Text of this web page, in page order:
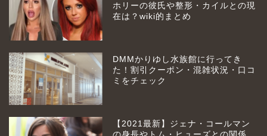
ホリーの彼氏や整形・カイルとの現
在は？wiki的まとめ
DMMかりゆし水族館に行ってき
た！割引クーポン・混雑状況・口コ
ミをチェック
【2021最新】ジェナ・コールマン